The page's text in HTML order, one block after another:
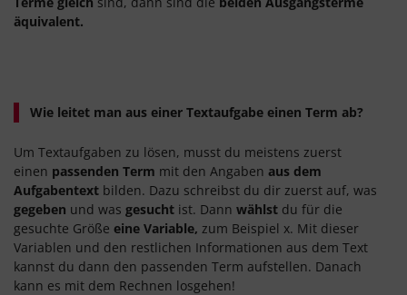
äquivalent.
Wie leitet man aus einer Textaufgabe einen Term ab?
Um Textaufgaben zu lösen, musst du meistens zuerst
einen passenden Term mit den Angaben aus dem
Aufgabentext bilden. Dazu schreibst du dir zuerst auf, was
gegeben und was gesucht ist. Dann wählst du für die
gesuchte Größe eine Variable, zum Beispiel x. Mit dieser
Variablen und den restlichen Informationen aus dem Text
kannst du dann den passenden Term aufstellen. Danach
kann es mit dem Rechnen losgehen!